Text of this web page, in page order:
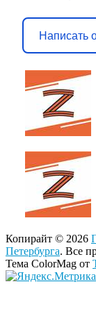
Написать
Копирайт © 2026
Петербурга. Все
Тема ColorMag от